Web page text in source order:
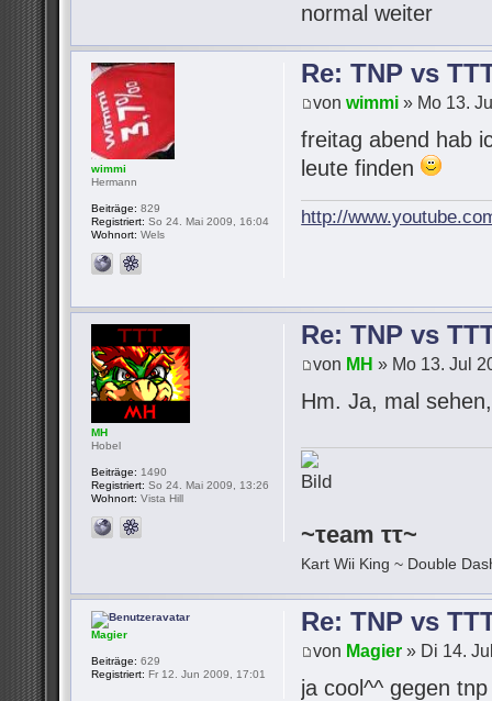
normal weiter
Re: TNP vs
vonwimmi » Mo 13.
freitag abend hab
leute finden
http://
wimmi
Hermann
Beiträge: 829
Registriert: So 24. Mai 2009, 16:04
Wohnort: Wels
Re: TNP vs
von MH » Mo 13. Jul
Hm. Ja, mal
~τeam ττ~
Kart Wii King ~ Double
MH
Hobel
Beiträge: 1490
Registriert: So 24. Mai 2009, 13:26
Wohnort: Vista Hill
Re: TNP vs
von Magier » Di 14.
ja cool^^ gegen
Magier
Beiträge: 629
Registriert: Fr 12. Jun 2009, 17:01